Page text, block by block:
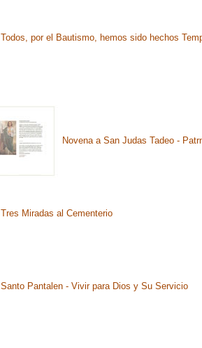
Todos, por el Bautismo, hemos sido hechos
Novena a San Judas Tadeo -
Tres Miradas al Cementerio
Santo Pantalen - Vivir para Dios y Su Servicio